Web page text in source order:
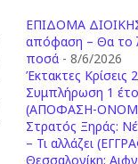
ΕΠΙΔΟΜΑ
απόφαση – Θα το
ποσά - 8/6/2026
Έκτακτες Κρίσεις
Συμπλήρωση 1
(ΑΠΟΦΑΣΗ-
Στρατός Ξηράς:
– Τι αλλάζει
Θεσσαλονίκη: